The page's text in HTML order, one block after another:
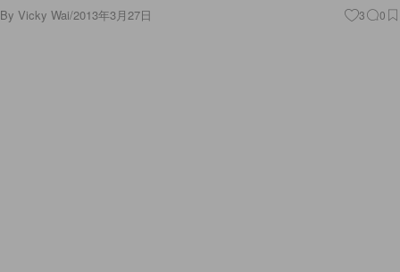
By Vicky Wai/2013年3月27日 3 0